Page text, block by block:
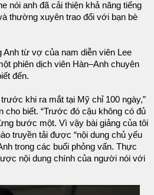
nói anh đã cải thiện khả năng tiếng
thường xuyên trao đổi với bạn bè
Anh từ vợ của nam diễn viên Lee
phiên dịch viên Hàn–Anh chuyên
đến.
khi ra mắt tại Mỹ chỉ 100 ngày,”
cho biết. “Trước đó cậu không có đủ
bước một. Vì vậy bài giảng của tôi
truyền tải được “nội dung chủ yếu
trong các buổi phỏng vấn. Thực
nội dung chính của người nói với